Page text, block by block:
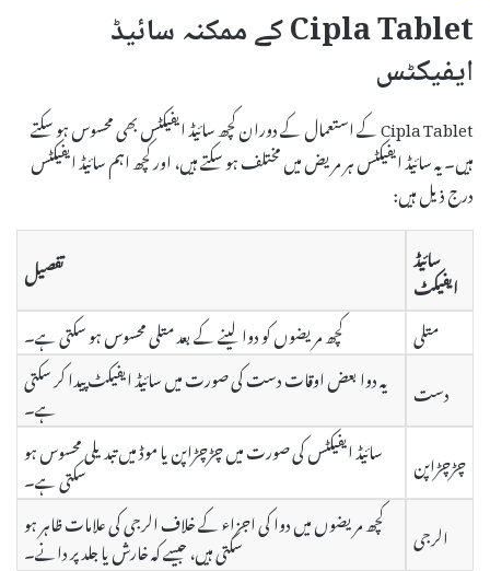
Cipla Tablet کے ممکنہ سائیڈ
ایفیکٹس
Cipla Tablet کے استعمال کے دوران کچھ سائیڈ ایفیکٹس بھی محسوس ہو سکتے
ہیں۔ یہ سائیڈ ایفیکٹس ہر مریض میں مختلف ہو سکتے ہیں، اور کچھ اہم سائیڈ ایفیکٹس
درج ذیل ہیں:
سائیڈ
ایفیکٹ
تفصیل
متلی
کچھ مریضوں کو دوا لینے کے بعد متلی محسوس ہو سکتی ہے۔
دست
یہ دوا بعض اوقات دست کی صورت میں سائیڈ ایفیکٹ پیدا کر سکتی
ہے۔
چڑچڑاپن
سائیڈ ایفیکٹس کی صورت میں چڑچڑاپن یا موڈ میں تبدیلی محسوس ہو
سکتی ہے۔
الرجی
کچھ مریضوں میں دوا کی اجزاء کے خلاف الرجی کی علامات ظاہر ہو
سکتی ہیں، جیسے کہ خارش یا جلد پر دانے۔